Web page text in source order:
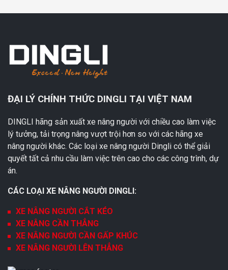
ĐẠI LÝ CHÍNH THỨC DINGLI TẠI VIỆT NAM
DINGLI hãng sản xuất xe nâng người với chiều cao làm việc
lý tưởng, tải trọng nâng vượt trội hơn so với các hãng xe
nâng người khác. Các loại xe nâng người Dingli có thể giải
quyết tất cả nhu cầu làm việc trên cao cho các công trình, dự
án.
CÁC LOẠI XE NÂNG NGƯỜI DINGLI:
XE NÂNG NGƯỜI CẮT KÉO
XE NÂNG CẦN THẲNG
XE NÂNG NGƯỜI CẦN GẤP KHÚC
XE NÂNG NGƯỜI LÊN THẲNG